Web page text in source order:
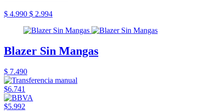
$ 4.990 $ 2.994
Blazer Sin Mangas
$ 7.490
$6.741
$5.992